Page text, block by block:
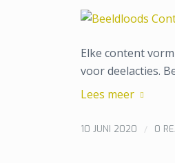
Elke content
voor deelacties.
Lees meer
10 JUNI 2020 / 0